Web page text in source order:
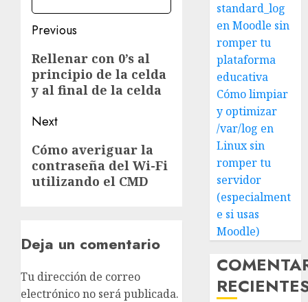
Post
navigation
Previous
Previous
post:
Rellenar con 0’s al
principio de la celda
y al final de la celda
Next
Next
post:
Cómo averiguar la
contraseña del Wi-Fi
utilizando el CMD
Deja un comentario
Tu dirección de correo
electrónico no será publicada.
standard_log
en Moodle sin
romper tu
plataforma
educativa
Cómo limpiar
y optimizar
/var/log en
Linux sin
romper tu
servidor
(especialment
e si usas
Moodle)